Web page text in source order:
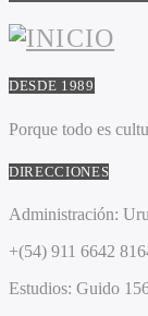
DESDE 1989
Porque todo es
DIRECCIONES
Administración:
+(54) 911 6642
Estudios: Guido